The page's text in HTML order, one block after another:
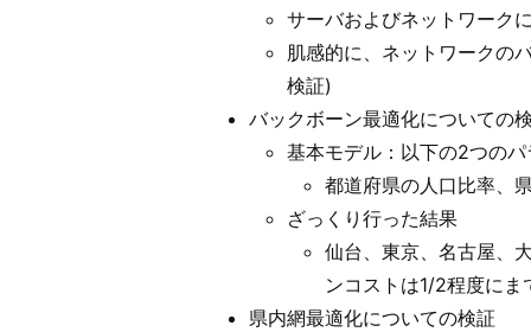
サーバおよびネットワーク
肌感的に、ネットワークの
検証)
バックボーン最適化についての
基本モデル：以下の2つの
都道府県の人口比率、
ざっくり行った結果
仙台、東京、名古屋、
ンコストは1/2程度にま
県内網最適化についての検証